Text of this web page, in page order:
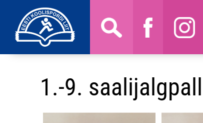
1.-9.